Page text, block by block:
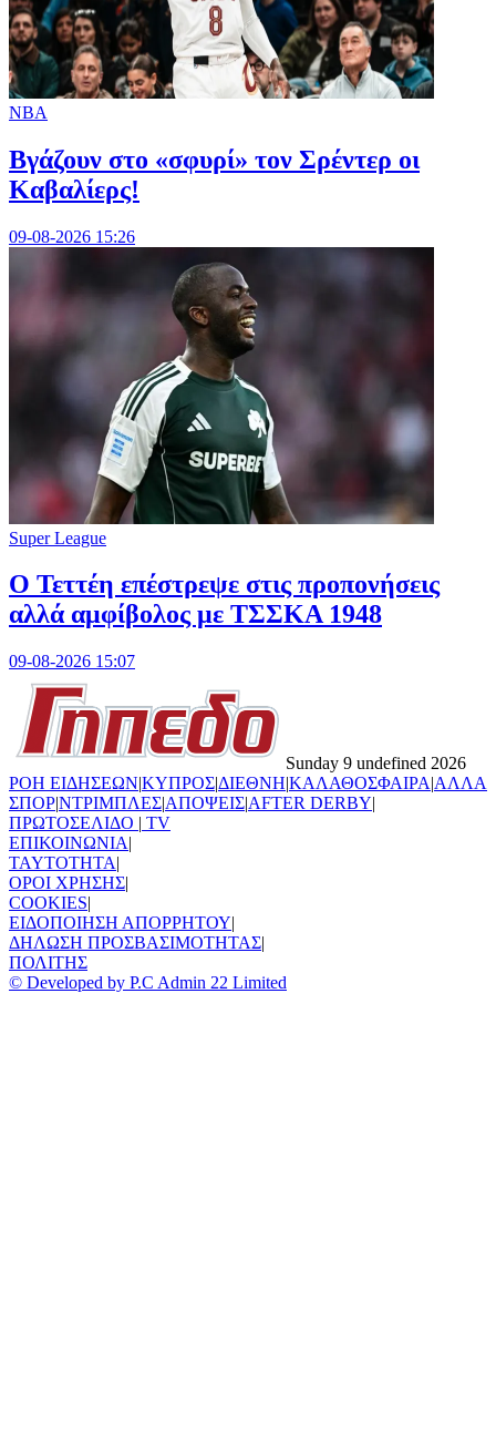
NBA
Bγάζουν στο «σφυρί» τον Σρέντερ οι
Καβαλίερς!
09-08-2026 15:26
Super League
Ο Τεττέη επέστρεψε στις προπονήσεις
αλλά αμφίβολος με ΤΣΣΚΑ 1948
09-08-2026 15:07
Sunday 9 undefined 2026
ΡΟΗ ΕΙΔΗΣΕΩΝ|ΚΥΠΡΟΣ|ΔΙΕΘΝΗ|ΚΑΛΑΘΟΣΦΑΙΡΑ|ΑΛΛΑ
ΣΠΟΡ|ΝΤΡΙΜΠΛΕΣ|ΑΠΟΨΕΙΣ|AFTER DERBY|
ΠΡΩΤΟΣΕΛΙΔΟ | TV
ΕΠΙΚΟΙΝΩΝΙΑ|
TAYTOTHTA|
ΟΡΟΙ ΧΡΗΣΗΣ|
COOKIES|
ΕΙΔΟΠΟΙΗΣΗ ΑΠΟΡΡΗΤΟΥ|
ΔΗΛΩΣΗ ΠΡΟΣΒΑΣΙΜΟΤΗΤΑΣ|
ΠΟΛΙΤΗΣ
© Developed by P.C Admin 22 Limited